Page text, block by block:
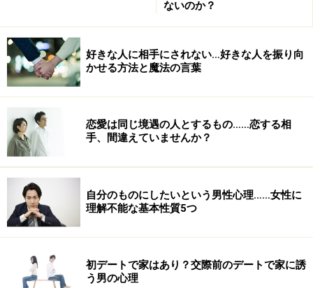
ないのか？
好きな人に相手にされない…好きな人を振り向
かせる方法と魔法の言葉
恋愛は同じ境遇の人とするもの……恋する相
手、間違えていませんか？
自分のものにしたいという男性心理……女性に
理解不能な基本性質5つ
初デートで家はあり？交際前のデートで家に誘
う男の心理